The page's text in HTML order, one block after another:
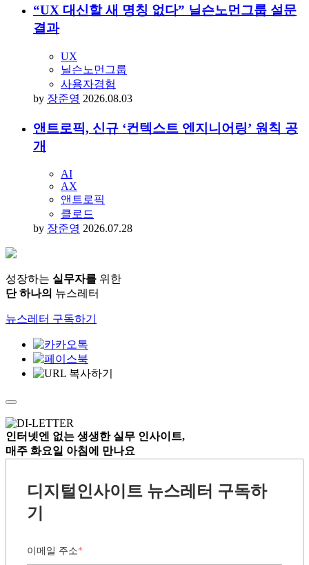
“UX 대신할 새 명칭 없다” 닐슨노먼그룹 설문
결과
UX
닐슨노먼그룹
사용자경험
by 장준영 2026.08.03
앤트로픽, 신규 ‘컨텍스트 엔지니어링’ 원칙 공
개
AI
AX
앤트로픽
클로드
by 장준영 2026.07.28
성장하는 실무자를 위한
단 하나의 뉴스레터
뉴스레터 구독하기
인터넷엔 없는 생생한 실무 인사이트,
매주 화요일 아침에 만나요
디지털인사이트 뉴스레터 구독하
기
이메일 주소*